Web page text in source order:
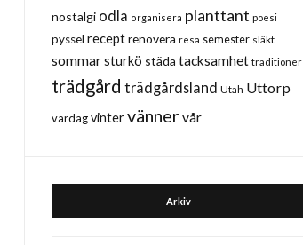
nostalgi odla organisera planttant poesi
pyssel receptrenovera resa semester släkt
sommarsturkö städa tacksamhet traditioner
trädgård trädgårdsland Utah Uttorp
vardag vintervänner vår
Arkiv